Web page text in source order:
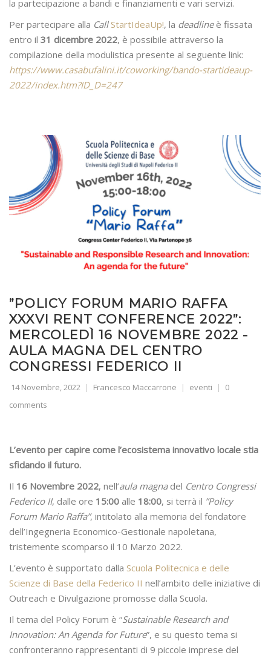
la partecipazione a bandi e finanziamenti e vari servizi.
Per partecipare alla CallStartIdeaUp!, la deadlineè fissata
entro il 31 dicembre 2022, è possibile attraverso la
compilazione della modulistica presente al seguente link:
https://www.casabufalini.it/coworking/bando-startideaup-
2022/index.htm?ID_D=247
”POLICY FORUM MARIO RAFFA
XXXVI RENT CONFERENCE 2022”:
MERCOLEDÌ 16 NOVEMBRE 2022 -
AULA MAGNA DEL CENTRO
CONGRESSI FEDERICO II
14 Novembre, 2022 Francesco Maccarrone eventi
0
comments
L’evento per capire come l’ecosistema innovativo locale stia
sfidando il futuro.
Il 16 Novembre 2022, nell’aula magnadel Centro Congressi
Federico II, dalle ore 15:00 alle 18:00, si terrà il ”Policy
Forum Mario Raffa”, intitolato alla memoria del fondatore
dell’Ingegneria Economico-Gestionale napoletana,
tristemente scomparso il 10 Marzo 2022.
L’evento è supportato dalla Scuola Politecnica e delle
Scienze di Base della Federico II nell’ambito delle iniziative di
Outreach e Divulgazione promosse dalla Scuola.
Il tema del Policy Forum è “Sustainable Research and
Innovation: An Agenda for Future”, e su questo tema si
confronteranno rappresentanti di 9 piccole imprese del